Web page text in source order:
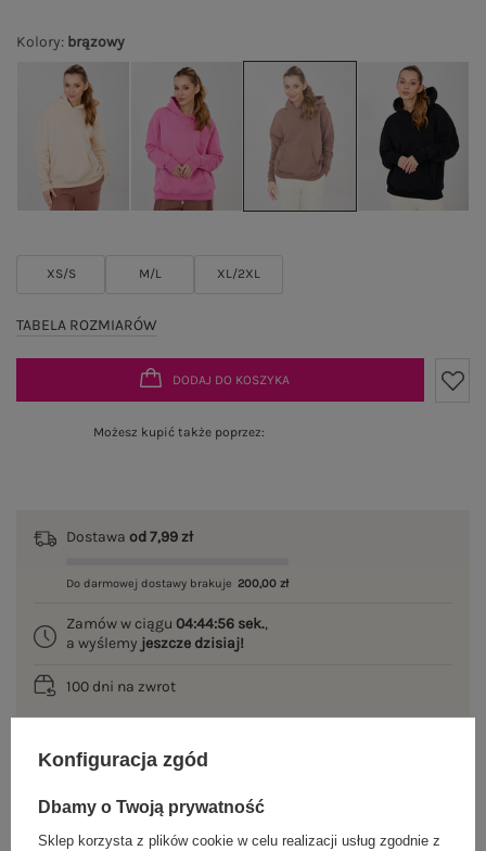
Kolory: brązowy
XS/S M/L XL/2XL
TABELA ROZMIARÓW
DODAJ DO KOSZYKA
Możesz kupić także poprzez:
Dostawa od 7,99 zł
Do darmowej dostawy brakuje 200,00 zł
Zamów w ciągu 04:44:56 sek.,
a wyślemy jeszcze dzisiaj!
100 dni na zwrot
GŁÓWNE PARAMETRY
Konfiguracja zgód
Dbamy o Twoją prywatność
Sklep korzysta z plików cookie w celu realizacji usług zgodnie z